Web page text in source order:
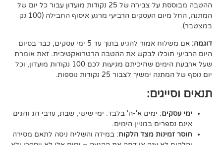
ההטבה מבוססת על צבירה של 25 נקודות מועדון עבור כל יום של
המתנה, החל מיום העסקים הרביעי מרגע איסוף החבילה (100 נק
אם משלוח אמור להגיע בתוך עד 5 ימי עסקים, כבר בסיום
לבקש את ההטבה הרטרואקטיבית. זאת אומרת
שעל ארבעת הימים שחיכיתם מגיעות לכם 100 נקודות מועדון, וכל
לצבור 25 נקודות נוספות.
: ימים א'-ה' בלבד. ימי שישי, שבת, ערבי חג וחגים
במניין הימים.
מצד הלקוח: במידה והשליח ניסה לתאם מסירה